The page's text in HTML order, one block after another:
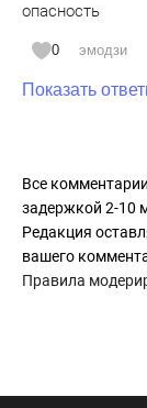
опасность
0 эмодзи
Показать
Все
задержкой 2-10
Редакция
вашего
Правила